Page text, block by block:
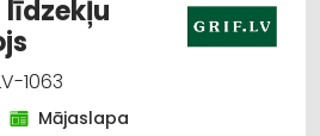
1063
Mājaslapa